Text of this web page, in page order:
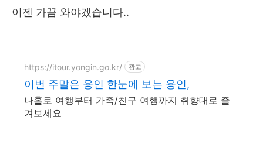
이젠 가끔 와야겠습니다..
https://itour.yongin.go.kr/ 광고
이번 주말은 용인 한눈에 보는 용인,
나홀로 여행부터 가족/친구 여행까지 취향대로 즐
겨보세요